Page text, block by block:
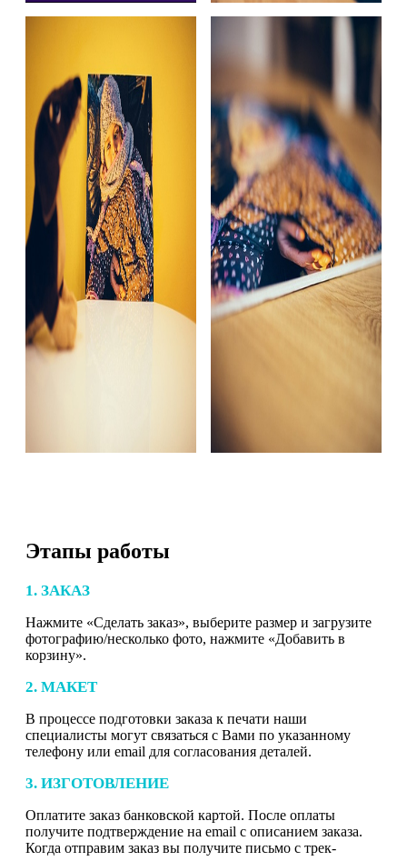
Этапы работы
1. ЗАКАЗ
Нажмите «Сделать заказ», выберите размер и загрузите
фотографию/несколько фото, нажмите «Добавить в
корзину».
2. МАКЕТ
В процессе подготовки заказа к печати наши
специалисты могут связаться с Вами по указанному
телефону или email для согласования деталей.
3. ИЗГОТОВЛЕНИЕ
Оплатите заказ банковской картой. После оплаты
получите подтверждение на email с описанием заказа.
Когда отправим заказ вы получите письмо с трек-